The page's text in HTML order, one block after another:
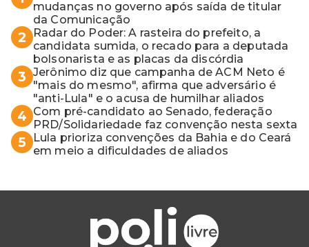
mudanças no governo após saída de titular
da Comunicação
2
Radar do Poder: A rasteira do prefeito, a
candidata sumida, o recado para a deputada
bolsonarista e as placas da discórdia
3 Jerônimo diz que campanha de ACM Neto é
"mais do mesmo", afirma que adversário é
"anti-Lula" e o acusa de humilhar aliados
4 Com pré-candidato ao Senado, federação
PRD/Solidariedade faz convenção nesta sexta
5
Lula prioriza convenções da Bahia e do Ceará
em meio a dificuldades de aliados